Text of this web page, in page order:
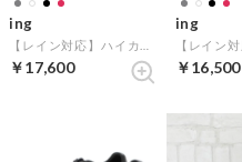
ing
￥17,600
ing
￥16,500